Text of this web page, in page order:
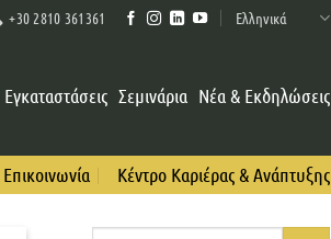
+30 2810 361361 Ελληνικά
Εγκαταστάσεις Σεμινάρια Νέα & Εκδηλώσεις
Επικοινωνία Κέντρο Καριέρας & Ανάπτυξης